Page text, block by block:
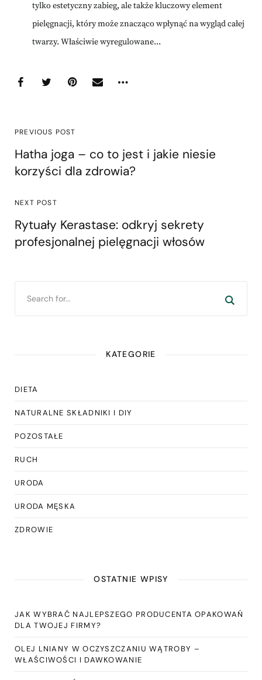
tylko estetyczny zabieg, ale także kluczowy element
pielęgnacji, który może znacząco wpłynąć na wygląd całej
twarzy. Właściwie wyregulowane...
PREVIOUS POST
Hatha joga – co to jest i jakie niesie
korzyści dla zdrowia?
NEXT POST
Rytuały Kerastase: odkryj sekrety
profesjonalnej pielęgnacji włosów
KATEGORIE
DIETA
NATURALNE SKŁADNIKI I DIY
POZOSTAŁE
RUCH
URODA
URODA MĘSKA
ZDROWIE
OSTATNIE WPISY
JAK WYBRAĆ NAJLEPSZEGO PRODUCENTA OPAKOWAŃ
DLA TWOJEJ FIRMY?
OLEJ LNIANY W OCZYSZCZANIU WĄTROBY –
WŁAŚCIWOŚCI I DAWKOWANIE